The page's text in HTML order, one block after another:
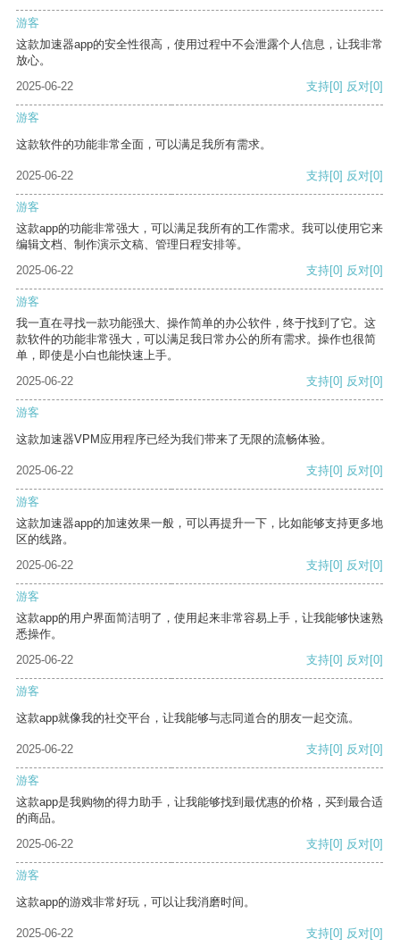
游客
这款加速器app的安全性很高，使用过程中不会泄露个人信息，让我非常
放心。
2025-06-22
支持[0] 反对[0]
游客
这款软件的功能非常全面，可以满足我所有需求。
2025-06-22 支持[0] 反对[0]
游客
这款app的功能非常强大，可以满足我所有的工作需求。我可以使用它来
编辑文档、制作演示文稿、管理日程安排等。
2025-06-22
支持[0] 反对[0]
游客
我一直在寻找一款功能强大、操作简单的办公软件，终于找到了它。这
款软件的功能非常强大，可以满足我日常办公的所有需求。操作也很简
单，即使是小白也能快速上手。
2025-06-22
支持[0] 反对[0]
游客
这款加速器VPM应用程序已经为我们带来了无限的流畅体验。
2025-06-22 支持[0] 反对[0]
游客
这款加速器app的加速效果一般，可以再提升一下，比如能够支持更多地
区的线路。
2025-06-22
支持[0] 反对[0]
游客
这款app的用户界面简洁明了，使用起来非常容易上手，让我能够快速熟
悉操作。
2025-06-22
支持[0] 反对[0]
游客
这款app就像我的社交平台，让我能够与志同道合的朋友一起交流。
2025-06-22 支持[0] 反对[0]
游客
这款app是我购物的得力助手，让我能够找到最优惠的价格，买到最合适
的商品。
2025-06-22
支持[0] 反对[0]
游客
这款app的游戏非常好玩，可以让我消磨时间。
2025-06-22 支持[0] 反对[0]